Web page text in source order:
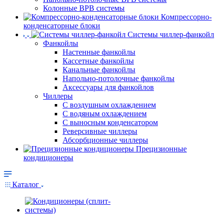
Колонные ВРВ системы
Компрессорно-
конденсаторные блоки
Системы чиллер-фанкойл
Фанкойлы
Настенные фанкойлы
Кассетные фанкойлы
Канальные фанкойлы
Напольно-потолочные фанкойлы
Аксессуары для фанкойлов
Чиллеры
С воздушным охлаждением
С водяным охлаждением
С выносным конденсатором
Реверсивные чиллеры
Абсорбционные чиллеры
Прецизионные
кондиционеры
Каталог